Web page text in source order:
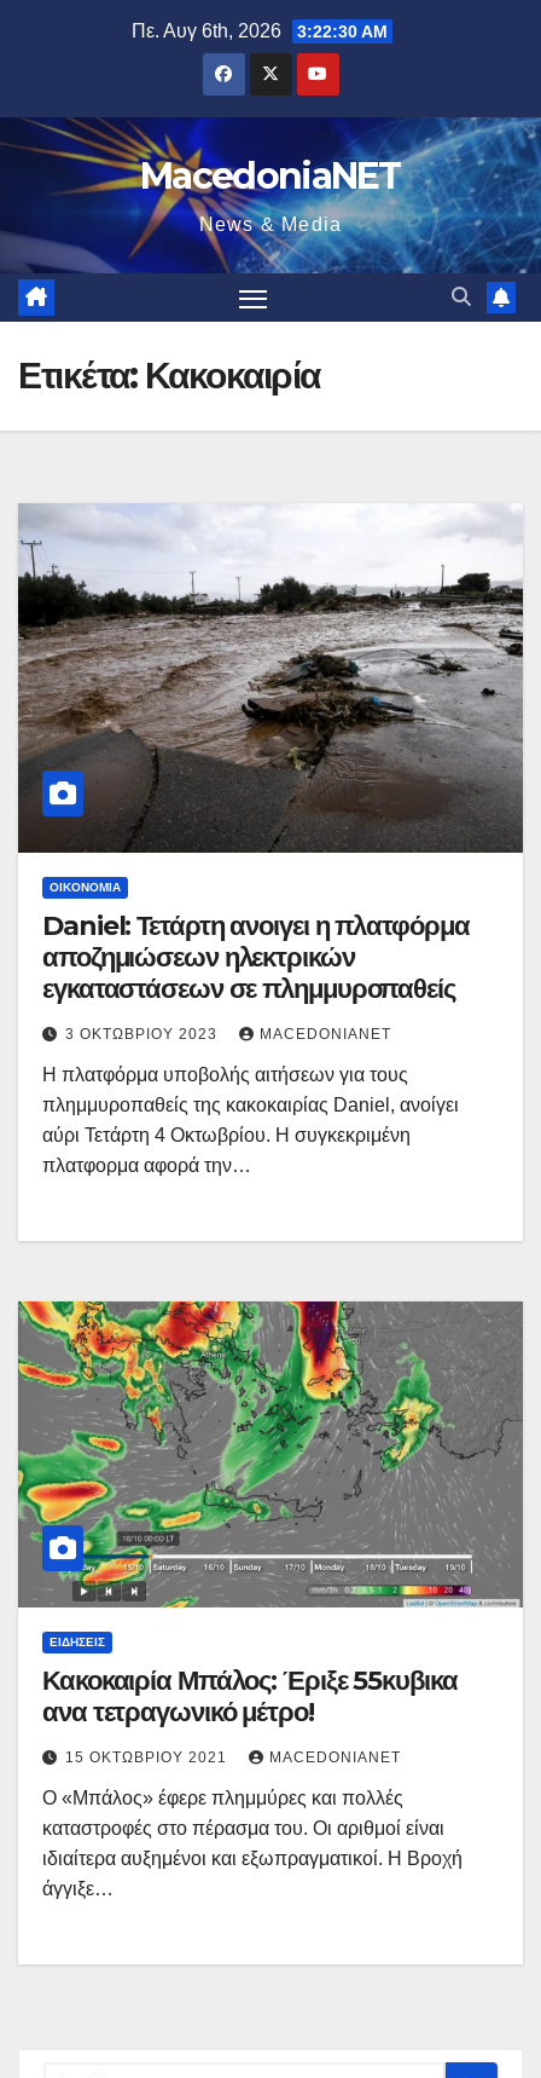
Πε. Αυγ 6th, 2026 3:22:31 AM
MacedoniaNET
News & Media
Ετικέτα: Κακοκαιρία
ΟΙΚΟΝΟΜΊΑ
Daniel: Τετάρτη ανοιγει η πλατφόρμα
αποζημιώσεων ηλεκτρικών
εγκαταστάσεων σε πλημμυροπαθείς
3 ΟΚΤΩΒΡΊΟΥ 2023 MACEDONIANET
Η πλατφόρμα υποβολής αιτήσεων για τους
πλημμυροπαθείς της κακοκαιρίας Daniel, ανοίγει
αύρι Τετάρτη 4 Οκτωβρίου. Η συγκεκριμένη
πλατφορμα αφορά την…
ΕΙΔΉΣΕΙΣ
Κακοκαιρία Μπάλος: Έριξε 55κυβικα
ανα τετραγωνικό μέτρο!
15 ΟΚΤΩΒΡΊΟΥ 2021 MACEDONIANET
Ο «Μπάλος» έφερε πλημμύρες και πολλές
καταστροφές στο πέρασμα του. Οι αριθμοί είναι
ιδιαίτερα αυξημένοι και εξωπραγματικοί. Η Βροχή
άγγιξε…